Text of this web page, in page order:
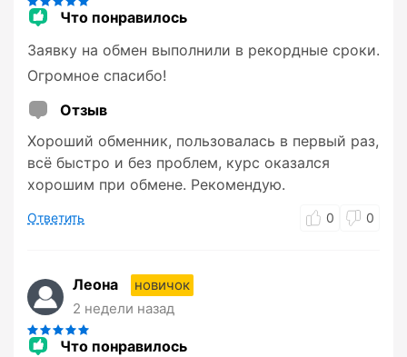
Что понравилось
Заявку на обмен выполнили в рекордные сроки.
Огромное спасибо!
Отзыв
Хороший обменник, пользовалась в первый раз,
всё быстро и без проблем, курс оказался
хорошим при обмене. Рекомендую.
Ответить 0 0
Леона
новичок
2 недели назад
Что понравилось